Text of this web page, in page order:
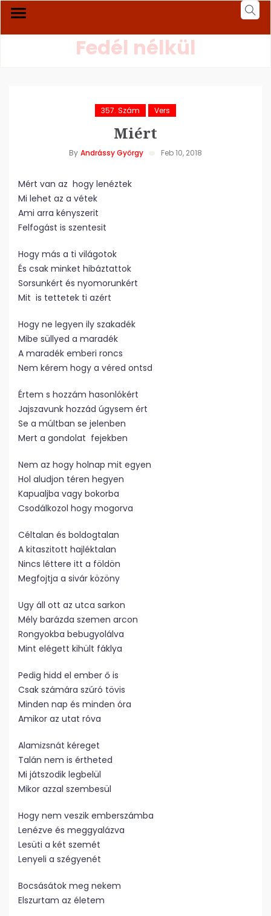
Fedél nélkül
357. Szám Vers
Miért
By Andrássy György Feb 10, 2018
Mért van az hogy lenéztek
Mi lehet az a vétek
Ami arra kényszerit
Felfogást is szentesit
Hogy más a ti világotok
És csak minket hibáztattok
Sorsunkért és nyomorunkért
Mit is tettetek ti azért
Hogy ne legyen ily szakadék
Mibe süllyed a maradék
A maradék emberi roncs
Nem kérem hogy a véred ontsd
Értem s hozzám hasonlókért
Jajszavunk hozzád úgysem ért
Se a múltban se jelenben
Mert a gondolat fejekben
Nem az hogy holnap mit egyen
Hol aludjon téren hegyen
Kapualjba vagy bokorba
Csodálkozol hogy mogorva
Céltalan és boldogtalan
A kitaszitott hajléktalan
Nincs léttere itt a földön
Megfojtja a sivár közöny
Ugy áll ott az utca sarkon
Mély barázda szemen arcon
Rongyokba bebugyolálva
Mint elégett kihült fáklya
Pedig hidd el ember ő is
Csak számára szúró tövis
Minden nap és minden óra
Amikor az utat róva
Alamizsnát kéreget
Talán nem is értheted
Mi játszodik legbelül
Mikor azzal szembesül
Hogy nem veszik emberszámba
Lenézve és meggyalázva
Lesüti a két szemét
Lenyeli a szégyenét
Bocsásátok meg nekem
Elszurtam az életem